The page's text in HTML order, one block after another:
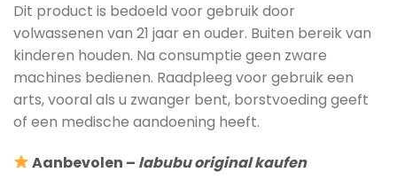
Dit product is bedoeld voor gebruik door
volwassenen van 21 jaar en ouder. Buiten bereik van
kinderen houden. Na consumptie geen zware
machines bedienen. Raadpleeg voor gebruik een
arts, vooral als u zwanger bent, borstvoeding geeft
of een medische aandoening heeft.
Aanbevolen – labubu original kaufen